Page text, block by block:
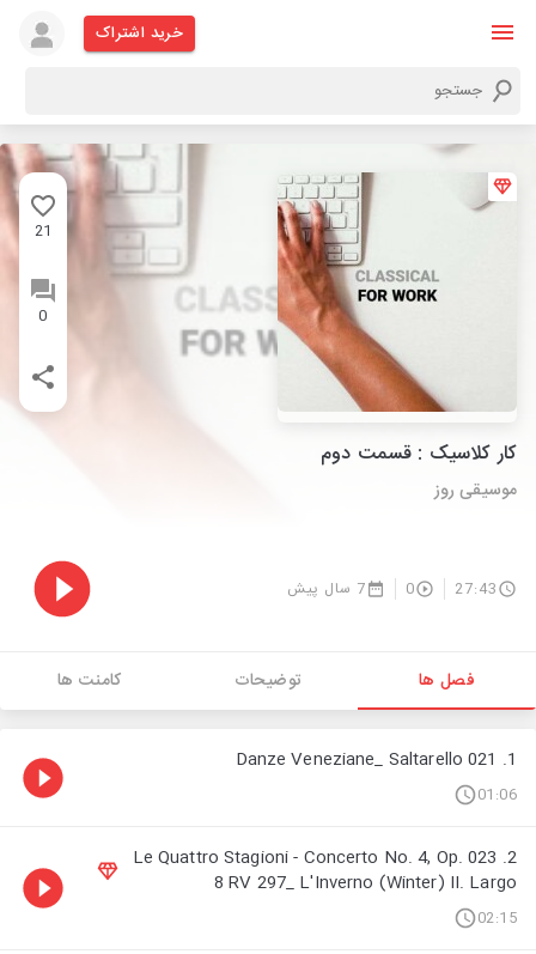
خرید اشتراک
21
0
کار کلاسیک : قسمت دوم
موسیقی روز
27:43
0 7 سال پیش
فصل ها توضیحات کامنت ها
1. 021 Danze Veneziane_ Saltarello
01:06
2. 023 Le Quattro Stagioni - Concerto No. 4, Op.
8 RV 297_ L'Inverno (Winter) II. Largo
02:15